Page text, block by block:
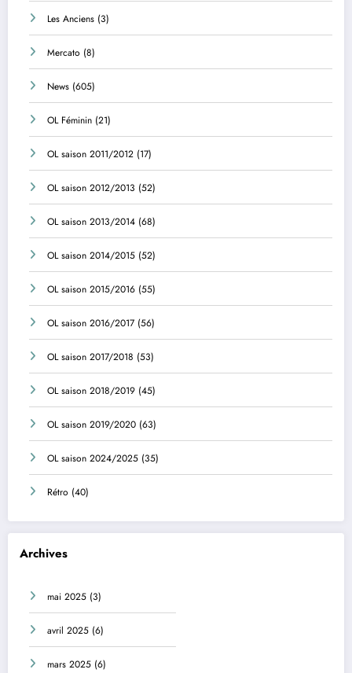
Les Anciens (3)
Mercato (8)
News (605)
OL Féminin (21)
OL saison 2011/2012 (17)
OL saison 2012/2013 (52)
OL saison 2013/2014 (68)
OL saison 2014/2015 (52)
OL saison 2015/2016 (55)
OL saison 2016/2017 (56)
OL saison 2017/2018 (53)
OL saison 2018/2019 (45)
OL saison 2019/2020 (63)
OL saison 2024/2025 (35)
Rétro (40)
Archives
mai 2025 (3)
avril 2025 (6)
mars 2025 (6)